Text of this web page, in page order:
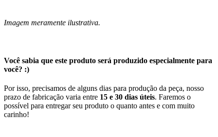
Imagem meramente ilustrativa.
Você sabia que este produto será produzido especialmente para
você? :)
Por isso, precisamos de alguns dias para produção da peça, nosso
prazo de fabricação varia entre 15 e 30 dias úteis. Faremos o
possível para entregar seu produto o quanto antes e com muito
carinho!